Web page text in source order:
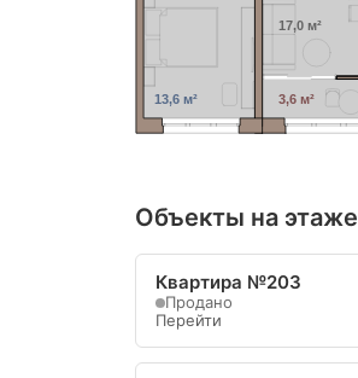
17,0 м²
3,6 м²
13,6 м²
Объекты на этаже
Квартира №203
Продано
Перейти